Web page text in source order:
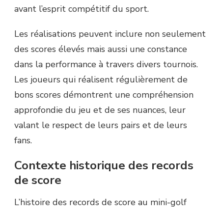
avant l’esprit compétitif du sport.
Les réalisations peuvent inclure non seulement
des scores élevés mais aussi une constance
dans la performance à travers divers tournois.
Les joueurs qui réalisent régulièrement de
bons scores démontrent une compréhension
approfondie du jeu et de ses nuances, leur
valant le respect de leurs pairs et de leurs
fans.
Contexte historique des records
de score
L’histoire des records de score au mini-golf